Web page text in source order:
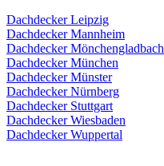
Dachdecker Leipzig
Dachdecker Mannheim
Dachdecker Mönchengladbach
Dachdecker München
Dachdecker Münster
Dachdecker Nürnberg
Dachdecker Stuttgart
Dachdecker Wiesbaden
Dachdecker Wuppertal